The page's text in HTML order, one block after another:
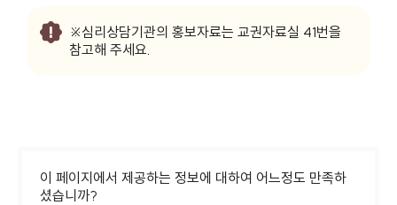
※심리상담기관의 홍보자료는 교권자료실 41번을
참고해 주세요.
이 페이지에서 제공하는 정보에 대하여 어느정도 만족하
셨습니까?